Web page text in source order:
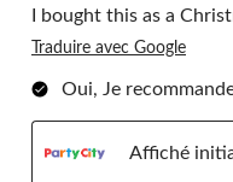
I bought this as a
Traduire avec Google
Oui, Je
Affiché